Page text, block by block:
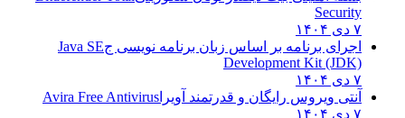
Security
۷ دی ۱۴۰۴
اجرای برنامه بر اساس زبان برنامه نویسی جJava SE
Development Kit (JDK)
۷ دی ۱۴۰۴
آنتی ویروس رایگان و قدرتمند آویرا Avira Free Antivirus
۷ دی ۱۴۰۴